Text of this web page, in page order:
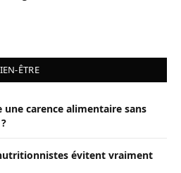
ÊTRE
carence alimentaire sans
évitent vraiment